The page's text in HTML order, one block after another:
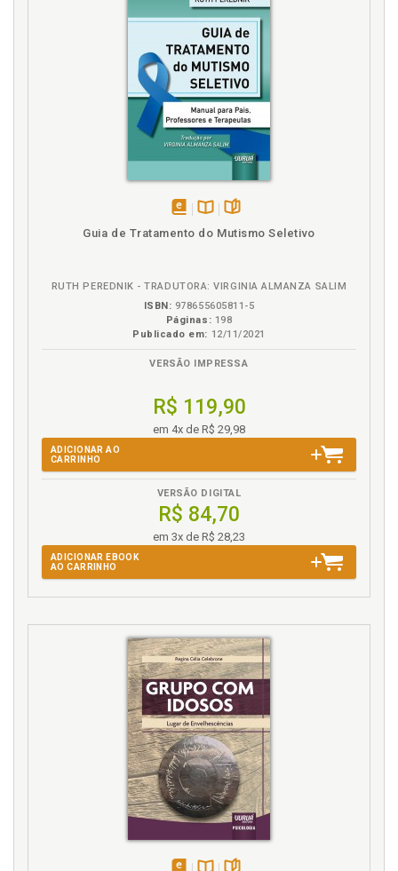
disponívelDisponível
Guia de Tratamento do Mutismo Seletivo
RUTH PEREDNIK - TRADUTORA: VIRGINIA ALMANZA SALIM
ISBN: 978655605811-5
Páginas: 198
Publicado em: 12/11/2021
VERSÃO IMPRESSA
R$ 119,90
em 4x de R$ 29,98
ADICIONAR AO
CARRINHO
VERSÃO DIGITAL
R$ 84,70
em 3x de R$ 28,23
ADICIONAR EBOOK
AO CARRINHO